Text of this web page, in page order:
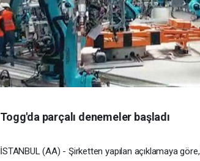
Togg'da parçalı denemeler başladı
İSTANBUL (AA) - Şirketten yapılan açıklamaya